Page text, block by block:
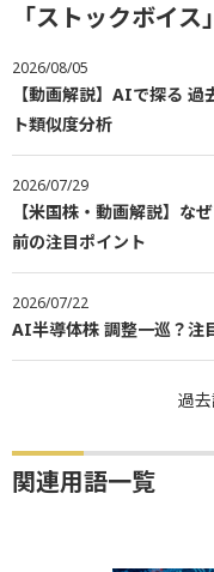
「ストックボイ
2026/08/05
【動画解説】AIで探る
ト類似度分析
2026/07/29
【米国株・動画解説】な
前の注目ポイント
2026/07/22
AI半導体株 調整一巡？注
過
関連用語一覧